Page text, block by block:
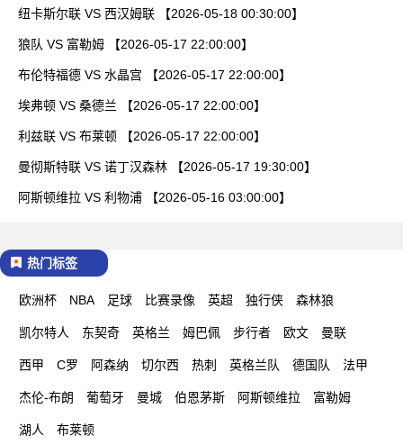
纽卡斯尔联 VS 西汉姆联 【2026-05-18 00:30:00】
狼队 VS 富勒姆 【2026-05-17 22:00:00】
布伦特福德 VS 水晶宫 【2026-05-17 22:00:00】
埃弗顿 VS 桑德兰 【2026-05-17 22:00:00】
利兹联 VS 布莱顿 【2026-05-17 22:00:00】
曼彻斯特联 VS 诺丁汉森林 【2026-05-17 19:30:00】
阿斯顿维拉 VS 利物浦 【2026-05-16 03:00:00】
热门标签
欧洲杯 NBA 足球 比赛录像 英超 独行侠 森林狼
凯尔特人 东契奇 英格兰 姆巴佩 步行者 欧文 曼联
西甲 C罗 阿森纳 切尔西 热刺 英格兰队 德国队 法甲
杰伦-布朗 葡萄牙 曼城 伯恩茅斯 阿斯顿维拉 富勒姆
湖人 布莱顿